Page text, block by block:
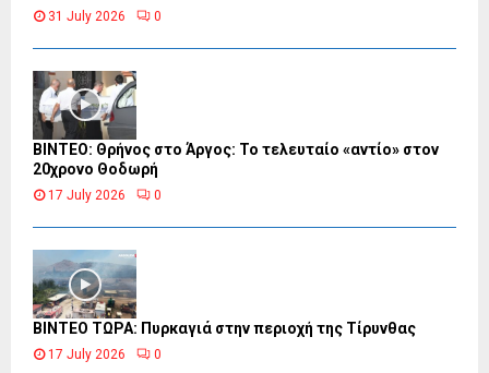
31 July 2026 0
ΒΙΝΤΕΟ: Θρήνος στο Άργος: Το τελευταίο «αντίο» στον
20χρονο Θοδωρή
17 July 2026 0
ΒΙΝΤΕΟ ΤΩΡΑ: Πυρκαγιά στην περιοχή της Τίρυνθας
17 July 2026 0